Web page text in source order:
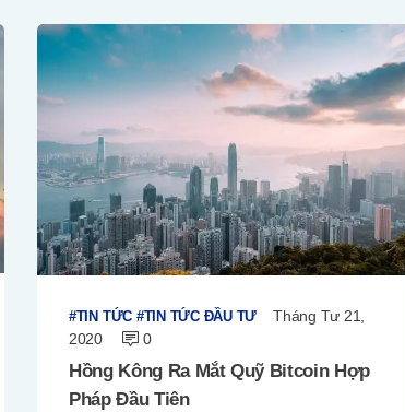
TIN TỨC TIN TỨC ĐẦU TƯ
Tháng Tư 21,
2020
0
Hồng Kông Ra Mắt Quỹ Bitcoin Hợp
Pháp Đầu Tiên